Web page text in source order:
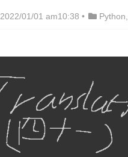
2022/01/01 am10:38 • Python